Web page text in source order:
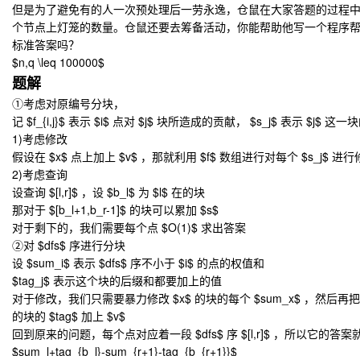
但是为了避免有的人一次预处理后一劳永逸，仓鼠在大家答题的过程
个节点上灯笼的数量。仓鼠还要去筹备活动，你能帮助他写一个程序
标准答案吗？
$n,q \leq 100000$
题解
①考虑对原编号分块，
记 $f_{i,j}$ 表示 $i$ 点对 $j$ 块所造成的贡献， $s_j$ 表示 $j$ 这一
1)考虑修改
假设在 $x$ 点上加上 $v$ ，那就利用 $f$ 数组进行对每个 $s_j$ 进行
2)考虑查询
设查询 $[l,r]$ ，设 $b_l$ 为 $l$ 在的块
那对于 $[b_l+1,b_r-1]$ 的块可以累加 $s$
对于剩下的，我们需要每个点 $O(1)$ 求出答案
②对 $dfs$ 序进行分块
设 $sum_i$ 表示 $dfs$ 序不小于 $i$ 的点的权值和
$tag_j$ 表示这个块的后缀和都要加上的值
对于修改，我们只需要暴力修改 $x$ 的块的每个 $sum_x$ ，然后再
的块的 $tag$ 加上 $v$
回到原来的问题，每个点对应着一段 $dfs$ 序 $[l,r]$ ，所以它的答案
$sum_l+tag_{b_l}-sum_{r+1}-tag_{b_{r+1}}$